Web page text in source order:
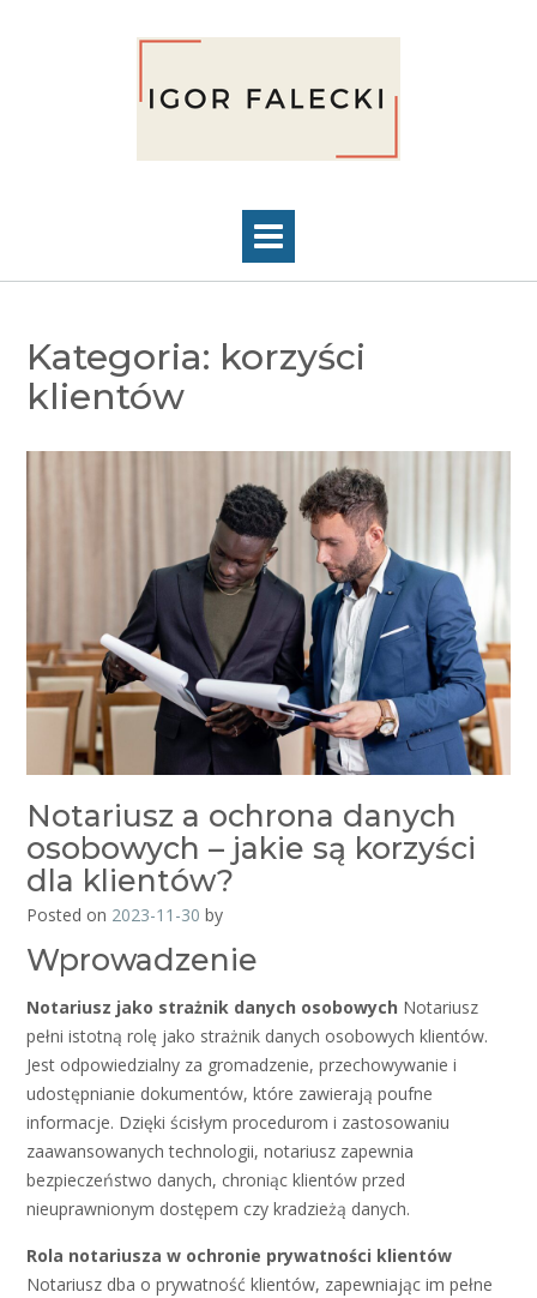
Kategoria: korzyści
klientów
Notariusz a ochrona danych
osobowych – jakie są korzyści
dla klientów?
Posted on 2023-11-30 by
Wprowadzenie
Notariusz jako strażnik danych osobowych Notariusz
pełni istotną rolę jako strażnik danych osobowych klientów.
Jest odpowiedzialny za gromadzenie, przechowywanie i
udostępnianie dokumentów, które zawierają poufne
informacje. Dzięki ścisłym procedurom i zastosowaniu
zaawansowanych technologii, notariusz zapewnia
bezpieczeństwo danych, chroniąc klientów przed
nieuprawnionym dostępem czy kradzieżą danych.
Rola notariusza w ochronie prywatności klientów
Notariusz dba o prywatność klientów, zapewniając im pełne